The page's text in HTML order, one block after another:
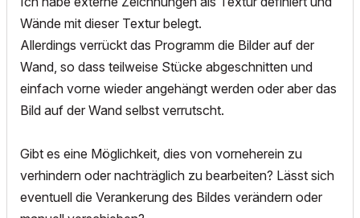
Wände mit dieser Textur belegt.
Allerdings verrückt das Programm die Bilder auf der
Wand, so dass teilweise Stücke abgeschnitten und
einfach vorne wieder angehängt werden oder aber das
Bild auf der Wand selbst verrutscht.
Gibt es eine Möglichkeit, dies von vorneherein zu
verhindern oder nachträglich zu bearbeiten? Lässt sich
eventuell die Verankerung des Bildes verändern oder